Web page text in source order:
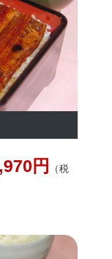
円
（税